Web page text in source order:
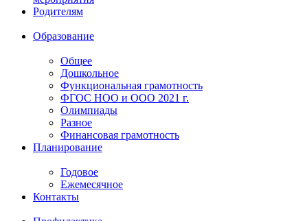
Родителям
Образование
Общее
Дошкольное
Функциональная грамотность
ФГОС НОО и ООО 2021 г.
Олимпиады
Разное
Финансовая грамотность
Планирование
Годовое
Ежемесячное
Контакты